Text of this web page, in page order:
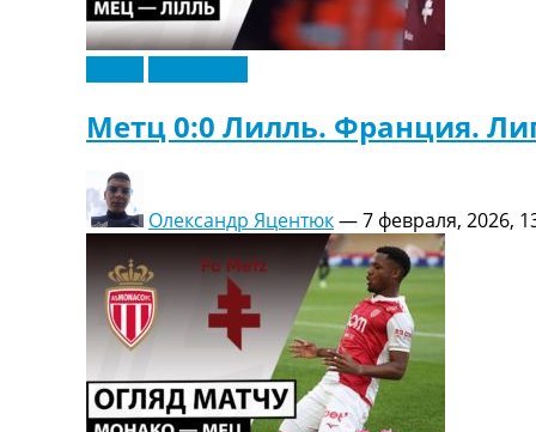
Метц 0:0 Лилль. Франция.
Олександр Яцентюк—7 февраля, 2026,